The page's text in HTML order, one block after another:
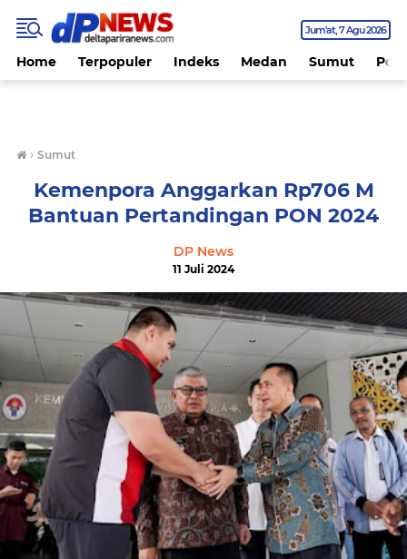
Jum'at 7 Agu 2026
Home Terpopuler Indeks Medan Sumut
› Sumut
Kemenpora Anggarkan Rp706 M
Bantuan Pertandingan PON 2024
DP News
11 Juli 2024